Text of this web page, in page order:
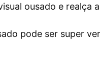
ousado e realça
pode ser super